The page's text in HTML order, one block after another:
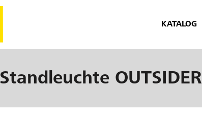
KATALOG
Standleuchte OUTSIDER